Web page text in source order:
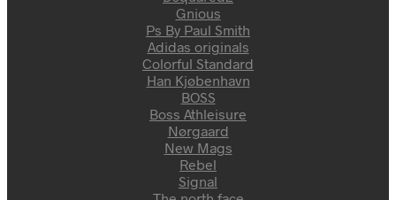
Gnious
Ps By Paul Smith
Adidas originals
Colorful Standard
Han Kjøbenhavn
BOSS
Boss Athleisure
Nørgaard
New Mags
Rebel
Signal